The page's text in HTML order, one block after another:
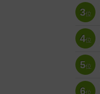
3位
4位
5位
6位